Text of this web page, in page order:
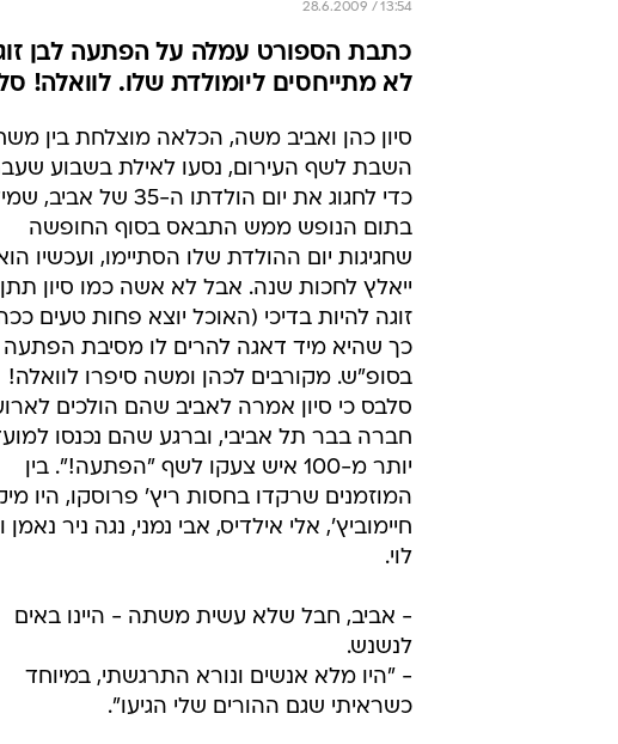
28.6.2009 / 13:54
כתבת הספורט עמלה על הפתעה לבן
לא מתייחסים ליומולדת שלו. לוואלה!
סיון כהן ואביב משה, הכלאה מוצלחת בין
השבת לשף העירום, נסעו לאילת בשבוע
כדי לחגוג את יום הולדתו ה-35 של אביב,
בתום הנופש ממש התבאס בסוף החופשה
שחגיגות יום ההולדת שלו הסתיימו, ועכשיו
ייאלץ לחכות שנה. אבל לא אשה כמו סיון תתן
זוגה להיות בדיכי (האוכל יוצא פחות טעים
כך שהיא מיד דאגה להרים לו מסיבת הפתעה
בסופ"ש. מקורבים לכהן ומשה סיפרו לוואלה!
סלבס כי סיון אמרה לאביב שהם הולכים
חברה בבר תל אביבי, וברגע שהם נכנסו
יותר מ-100 איש צעקו לשף "הפתעה!". בין
המוזמנים שרקדו בחסות ריץ' פרוסקו, היו
חיימוביץ', אלי אילדיס, אבי נמני, נגה ניר נאמן
לוי.
- אביב, חבל שלא עשית משתה - היינו באים
לנשנש.
- "היו מלא אנשים ונורא התרגשתי, במיוחד
כשראיתי שגם ההורים שלי הגיעו".